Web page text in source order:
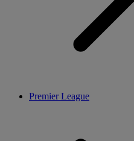
Premier League